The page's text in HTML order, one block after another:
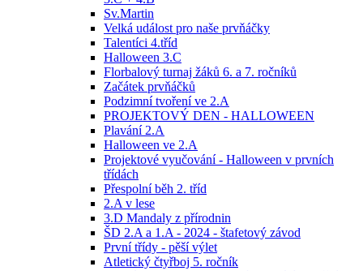
Sv.Martin
Velká událost pro naše prvňáčky
Talentíci 4.tříd
Halloween 3.C
Florbalový turnaj žáků 6. a 7. ročníků
Začátek prvňáčků
Podzimní tvoření ve 2.A
PROJEKTOVÝ DEN - HALLOWEEN
Plavání 2.A
Halloween ve 2.A
Projektové vyučování - Halloween v prvních
třídách
Přespolní běh 2. tříd
2.A v lese
3.D Mandaly z přírodnin
ŠD 2.A a 1.A - 2024 - štafetový závod
První třídy - pěší výlet
Atletický čtyřboj 5. ročník